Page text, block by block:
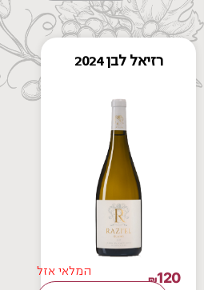
רזיאל לבן 2024
₪120 המלאי אזל